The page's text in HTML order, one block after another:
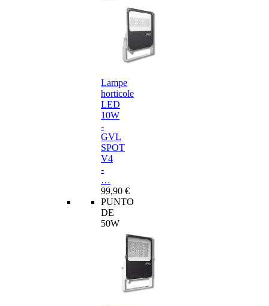
Lampe
horticole
LED
10W
-
GVL
SPOT
V4
-
…
99,90 €
PUNTO
DE
50W